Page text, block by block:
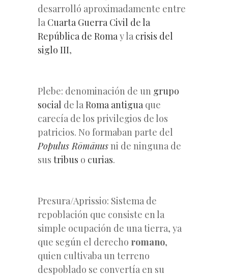
desarrolló aproximadamente entre
la Cuarta Guerra Civil de la
República de Romay la crisis del
siglo III,
Plebe: denominación de un grupo
social de laRoma antigua que
carecía de los privilegios de los
patricios. No formaban parte del
Populus Rōmānusni de ninguna de
sus tribus o curias.
Presura/Aprissio: Sistema de
repoblación que consiste en la
simple ocupación de una tierra, ya
que según el derecho romano,
quien cultivaba un terreno
despoblado se convertía en su